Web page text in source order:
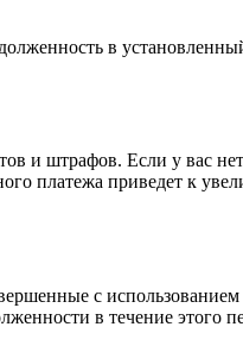
в
и штрафов. Если у вас
платежа приведет к
с
в течение этого